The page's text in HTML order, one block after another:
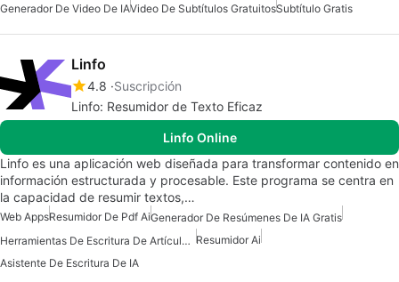
Generador De Video De IAVideo De Subtítulos GratuitosSubtítulo Gratis
Linfo
4.8 Suscripción
Linfo: Resumidor de Texto Eficaz
Linfo Online
Linfo es una aplicación web diseñada para transformar contenido en
información estructurada y procesable. Este programa se centra en
la capacidad de resumir textos,…
Web AppsResumidor De Pdf AiGenerador De Resúmenes De IA Gratis
Herramientas De Escritura De Artículos De IA Resumidor Ai
Asistente De Escritura De IA